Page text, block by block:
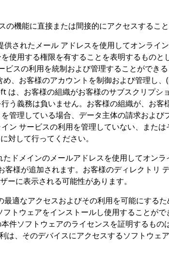
機能に直接または間接的にアクセスすること
されたメール アドレスを使用してオンライ
使用する権限を有することを表明するものと
スの利用を統制および管理することができ
、お客様のアカウントを制御および管理し
、お客様の組織がお客様のサブスクリプシ
う義務は負いません。お客様の組織が、お客
管理している場合、データ主体の請求およ
ン サービスの利用を管理していない、また
して行ってください。
ドメインのメールアドレスを使用してオン
様が追加されます。お客様のディレクトリ
に表示される可能性があります。
適なアクセスおよびその利用を可能にする
トウェアをインストールし使用することが
ソフトウェアのライセンスを証明するもの
は、そのデバイスにアクセスするソフトウ